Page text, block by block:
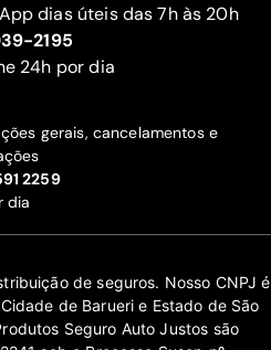
dias úteis das 7h às 20h
2195
24h por dia
gerais, cancelamentos e
2259
dia
de seguros. Nosso CNPJ é
de Barueri e Estado de São
Seguro Auto Justos são